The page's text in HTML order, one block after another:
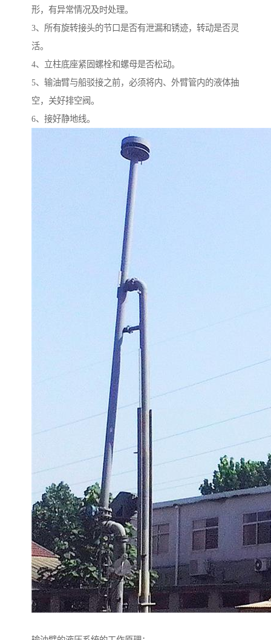
形，有异常情况及时处理。
3、所有旋转接头的节口是否有泄漏和锈迹，转动是否灵
活。
4、立柱底座紧固螺栓和螺母是否松动。
5、输油臂与船驳接之前，必须将内、外臂管内的液体抽
空，关好排空阀。
6、接好静地线。